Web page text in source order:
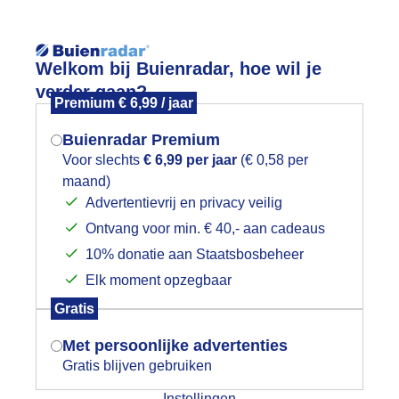
Welkom bij Buienradar, hoe wil je
verder gaan?
Premium € 6,99 / jaar
Buienradar Premium
Voor slechts € 6,99 per jaar (€ 0,58 per
maand)
Advertentievrij en privacy veilig
Ontvang voor min. € 40,- aan cadeaus
10% donatie aan Staatsbosbeheer
Elk moment opzegbaar
Gratis
Met persoonlijke advertenties
Gratis blijven gebruiken
Foto en video Weerzine
Zoeken in
een warm weertje vandaag op
Parkstad - Op de Bies &
Mogen we je locatie gebruiken voor
het weer?
Indien je hier nog geen akkoord op hebt
gegeven, verschijnt er zo een pop-up uit
je browser waarin deze toestemming
gevraagd wordt.